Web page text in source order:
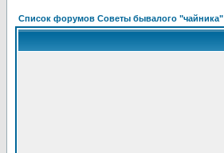
Список форумов Советы бывалого "чайника"